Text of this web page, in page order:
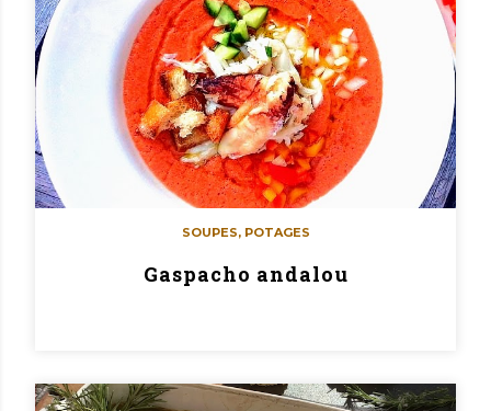
SOUPES, POTAGES
Gaspacho andalou